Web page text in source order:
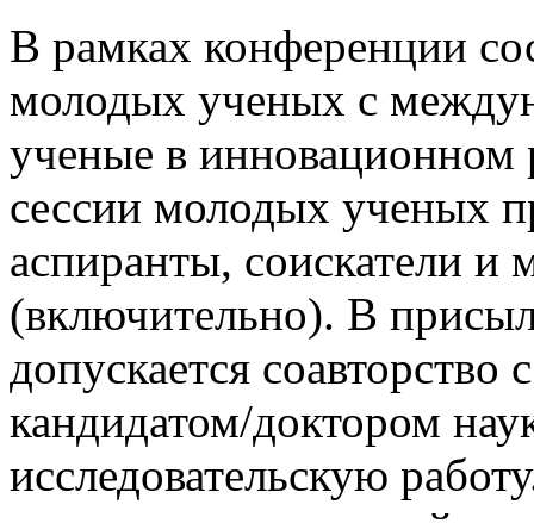
В рамках конференции
молодых ученых с
ученые в
сессии молодых ученых
аспиранты, соискатели и
(включительно). В
допускается
кандидатом/доктором
исследовательскую